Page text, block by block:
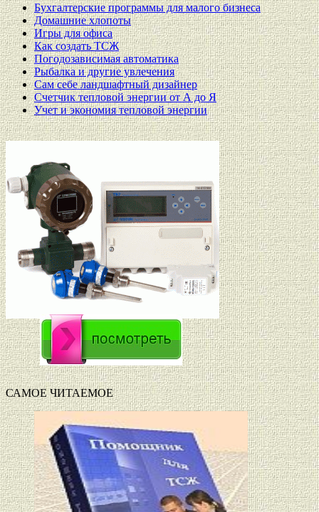
Бухгалтерские программы для малого бизнеса
Домашние хлопоты
Игры для офиса
Как создать ТСЖ
Погодозависимая автоматика
Рыбалка и другие увлечения
Сам себе ландшафтный дизайнер
Счетчик тепловой энергии от А до Я
Учет и экономия тепловой энергии
САМОЕ ЧИТАЕМОЕ